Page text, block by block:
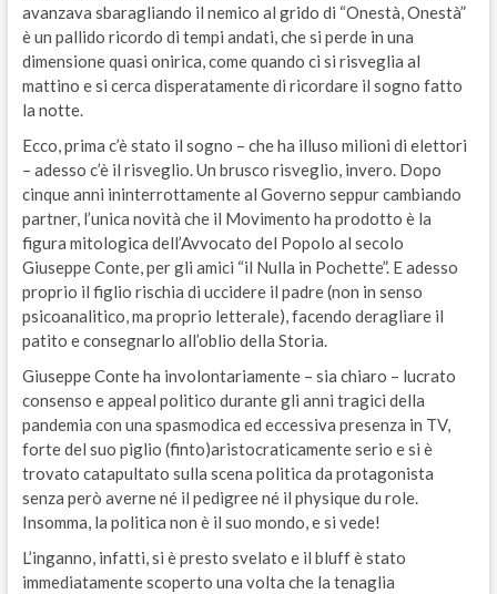
avanzava sbaragliando il nemico al grido di “Onestà, Onestà”
è un pallido ricordo di tempi andati, che si perde in una
dimensione quasi onirica, come quando ci si risveglia al
mattino e si cerca disperatamente di ricordare il sogno fatto
la notte.
Ecco, prima c’è stato il sogno – che ha illuso milioni di elettori
– adesso c’è il risveglio. Un brusco risveglio, invero. Dopo
cinque anni ininterrottamente al Governo seppur cambiando
partner, l’unica novità che il Movimento ha prodotto è la
figura mitologica dell’Avvocato del Popolo al secolo
Giuseppe Conte, per gli amici “il Nulla in Pochette”. E adesso
proprio il figlio rischia di uccidere il padre (non in senso
psicoanalitico, ma proprio letterale), facendo deragliare il
patito e consegnarlo all’oblio della Storia.
Giuseppe Conte ha involontariamente – sia chiaro – lucrato
consenso e appeal politico durante gli anni tragici della
pandemia con una spasmodica ed eccessiva presenza in TV,
forte del suo piglio (finto)aristocraticamente serio e si è
trovato catapultato sulla scena politica da protagonista
senza però averne né il pedigree né il physique du role.
Insomma, la politica non è il suo mondo, e si vede!
L’inganno, infatti, si è presto svelato e il bluff è stato
immediatamente scoperto una volta che la tenaglia